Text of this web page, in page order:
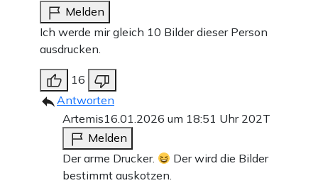
Melden
Ich werde mir gleich 10 Bilder dieser Person
ausdrucken.
16
Antworten
Artemis16.01.2026 um 18:51 Uhr 202T
Melden
Der arme Drucker.
Der wird die Bilder
bestimmt auskotzen.